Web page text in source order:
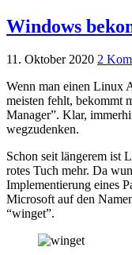
Windows
11. Oktober 2020 2
Wenn man einen Linux
meisten fehlt, bekommt
Manager”. Klar,
wegzudenken.
Schon seit längerem ist
rotes Tuch mehr. Da
Implementierung eines
Microsoft auf den
“winget”.